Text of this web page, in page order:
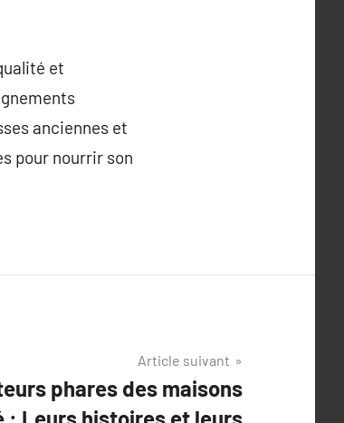
et
anciennes et
pour nourrir son
Article suivant
phares des maisons